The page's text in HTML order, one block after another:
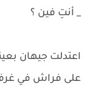
_ أنتِ فين ؟
اعتدلت جيهان
على فراش في